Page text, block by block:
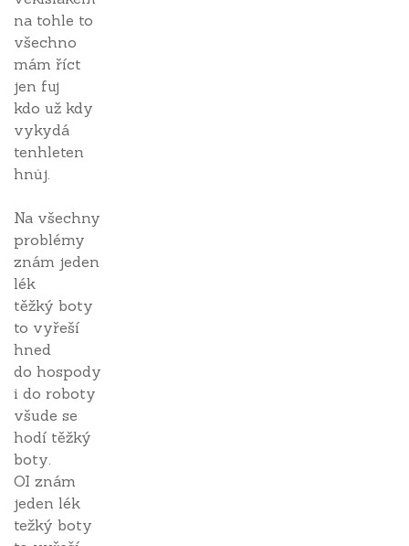
na tohle to
všechno
mám říct
jen fuj
kdo už kdy
vykydá
tenhleten
hnůj.
Na všechny
problémy
znám jeden
lék
těžký boty
to vyřeší
hned
do hospody
i do roboty
všude se
hodí těžký
boty.
OI znám
jeden lék
težký boty